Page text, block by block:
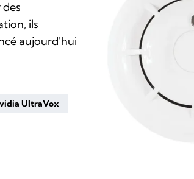
ils
aujourd'hui
UltraVox